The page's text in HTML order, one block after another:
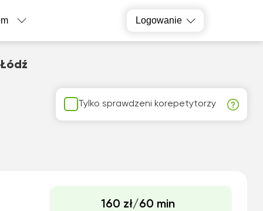
Logowanie
Tylko sprawdzeni korepetytorzy
160 zł/60 min